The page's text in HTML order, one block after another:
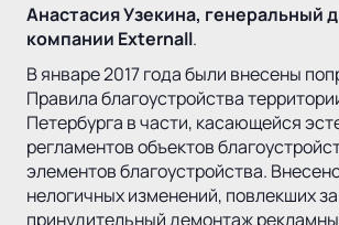
Анастасия Узекина, генеральный
компании Externall.
В январе 2017 года были внесены
Правила благоустройства
Петербурга в части, касающейся
регламентов объектов
элементов благоустройства.
нелогичных изменений, повлекших
принудительный демонтаж